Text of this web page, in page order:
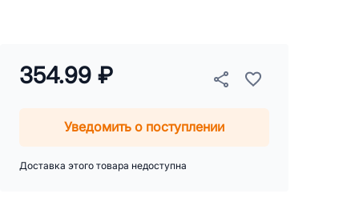
354.99 ₽
Уведомить о поступлении
Доставка этого товара недоступна